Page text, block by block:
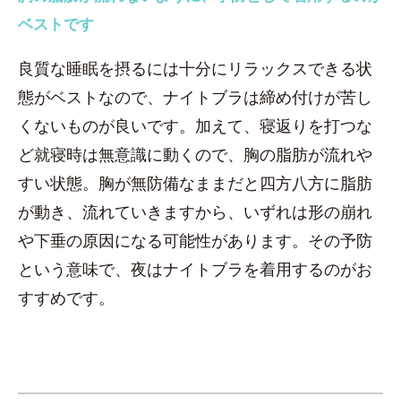
ベストです
良質な睡眠を摂るには十分にリラックスできる状
態がベストなので、ナイトブラは締め付けが苦し
くないものが良いです。加えて、寝返りを打つな
ど就寝時は無意識に動くので、胸の脂肪が流れや
すい状態。胸が無防備なままだと四方八方に脂肪
が動き、流れていきますから、いずれは形の崩れ
や下垂の原因になる可能性があります。その予防
という意味で、夜はナイトブラを着用するのがお
すすめです。